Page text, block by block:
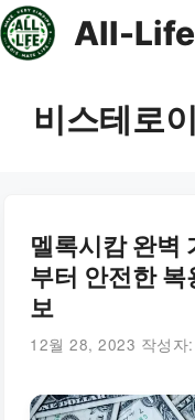
컨
텐
All-
비스테로
멜록시캄 완벽
부터 안전한
보
12월 28, 2023 작성자: